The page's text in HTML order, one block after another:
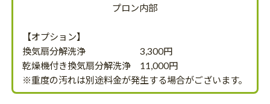
プロン内部
【オプション】
換気扇分解洗浄 3,300円
乾燥機付き換気扇分解洗浄 11,000円
※重度の汚れは別途料金が発生する場合がございます。